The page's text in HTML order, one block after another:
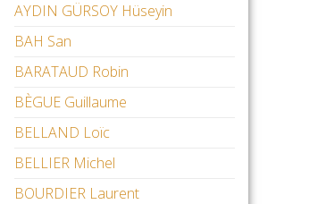
AYDIN GÜRSOY Hüseyin
BAH San
BARATAUD Robin
BÈGUE Guillaume
BELLAND Loïc
BELLIER Michel
BOURDIER Laurent